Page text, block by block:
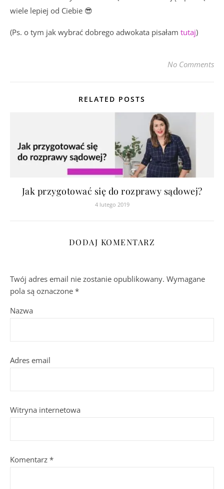
wiele lepiej od Ciebie 😎
(Ps. o tym jak wybrać dobrego adwokata pisałam tutaj)
No Comments
RELATED POSTS
Jak przygotować się do rozprawy sądowej?
4 lutego 2019
DODAJ KOMENTARZ
Twój adres email nie zostanie opublikowany. Wymagane
pola są oznaczone *
Nazwa
Adres email
Witryna internetowa
Komentarz *